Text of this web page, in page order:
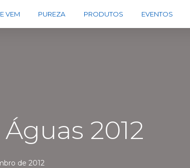
VEM PUREZA PRODUTOS EVENTOS
2012
de 2012